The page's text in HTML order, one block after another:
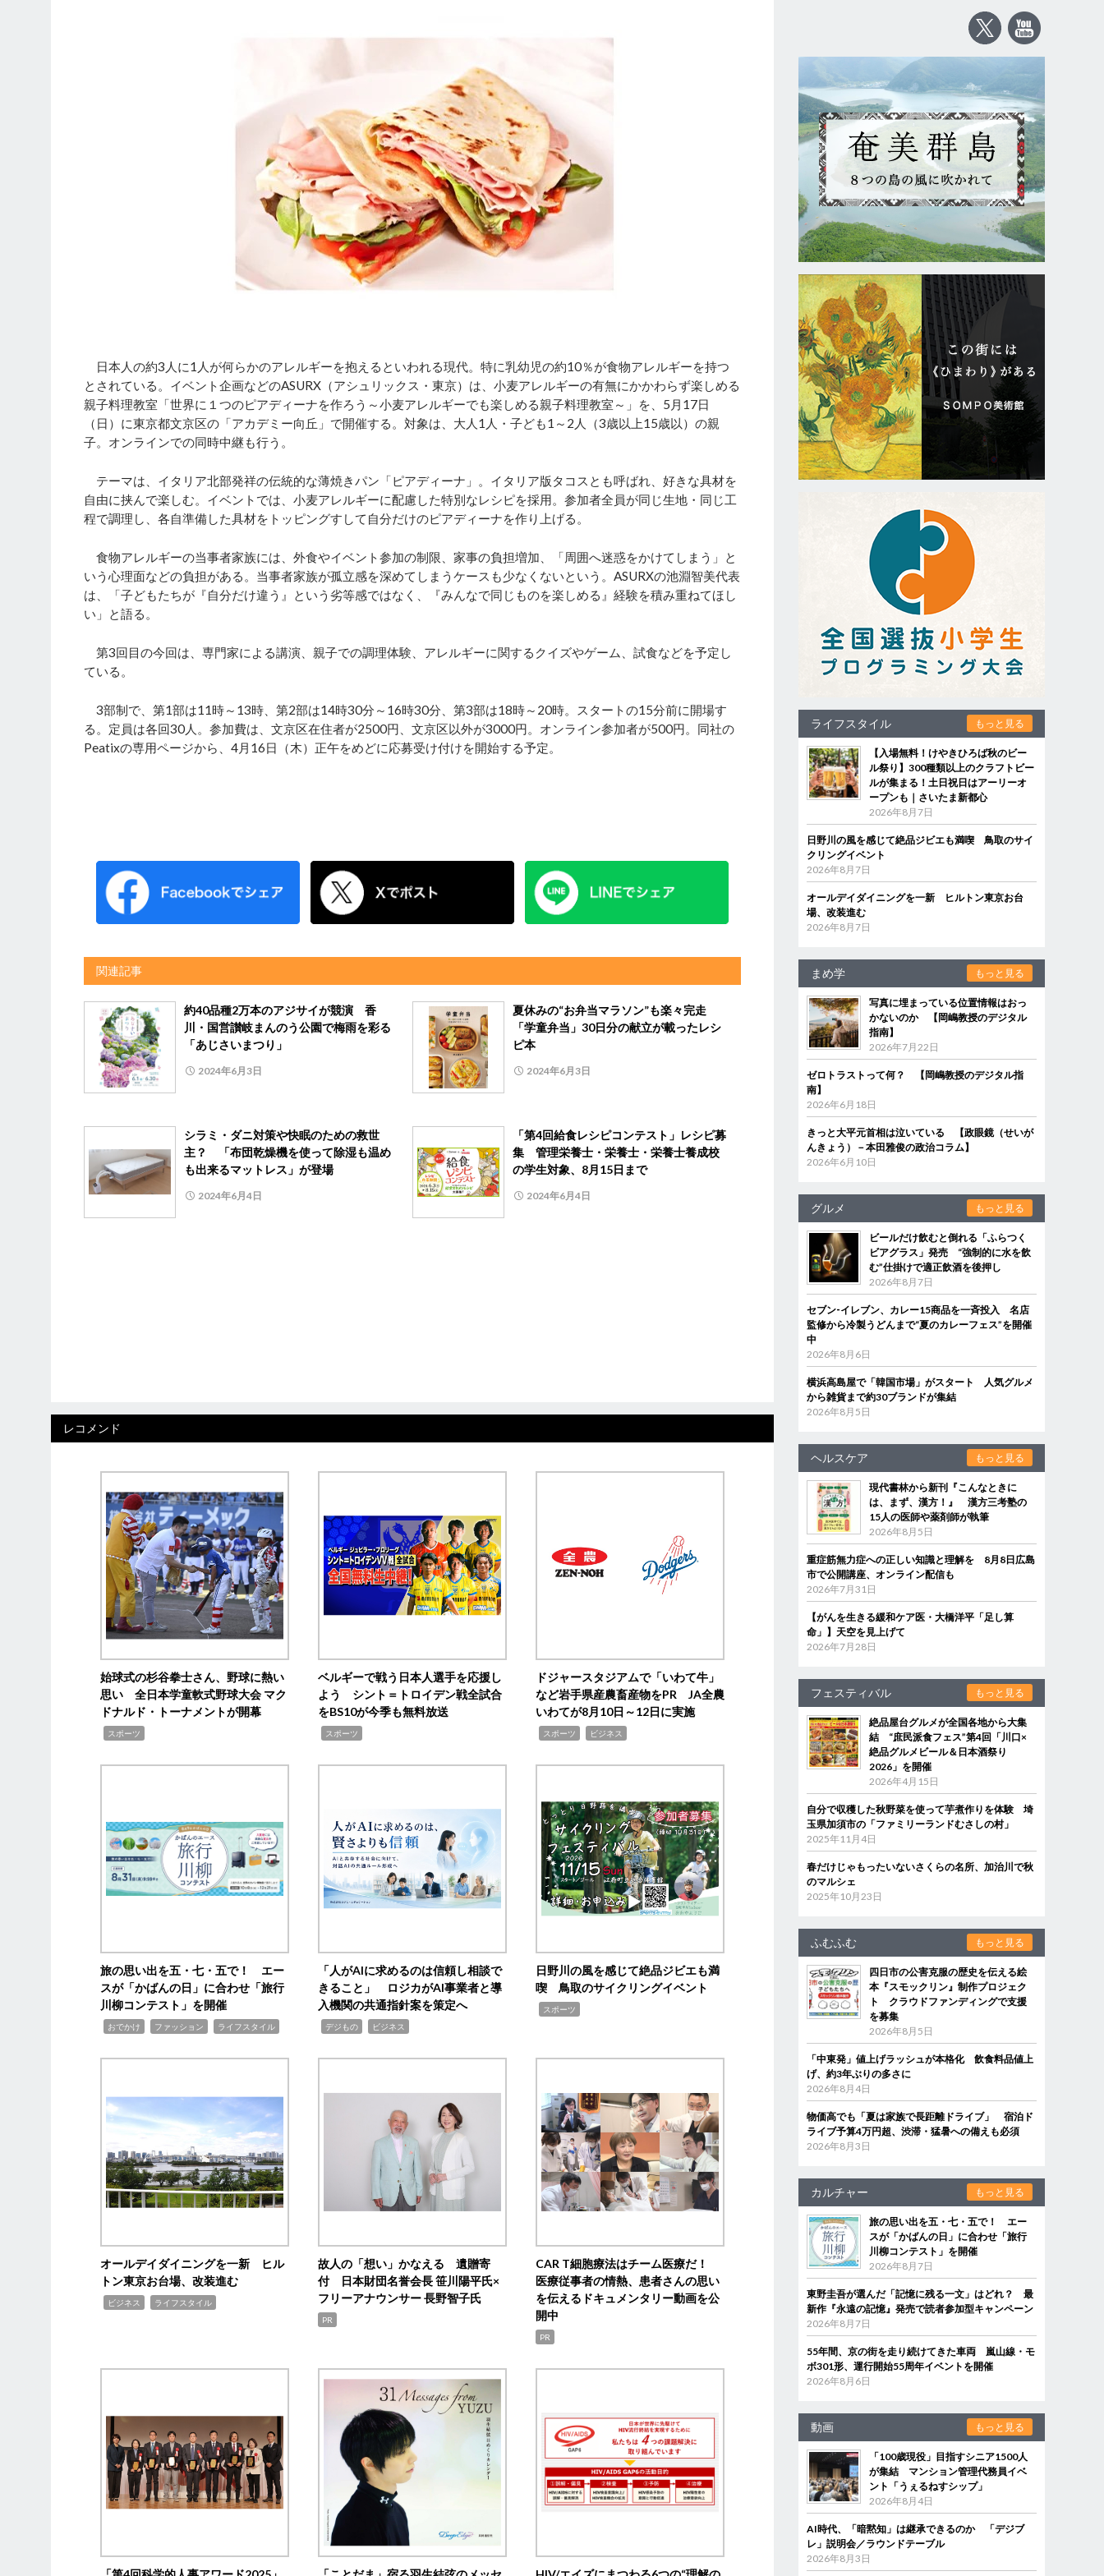
日本人の約3人に1人が何らかのアレルギーを抱えるといわれる現代。特に乳幼児の約10％が食物アレルギーを持つ
とされている。イベント企画などのASURX（アシュリックス・東京）は、小麦アレルギーの有無にかかわらず楽しめる
親子料理教室「世界に１つのピアディーナを作ろう～小麦アレルギーでも楽しめる親子料理教室～」を、5月17日
（日）に東京都文京区の「アカデミー向丘」で開催する。対象は、大人1人・子ども1～2人（3歳以上15歳以）の親
子。オンラインでの同時中継も行う。
テーマは、イタリア北部発祥の伝統的な薄焼きパン「ピアディーナ」。イタリア版タコスとも呼ばれ、好きな具材を
自由に挟んで楽しむ。イベントでは、小麦アレルギーに配慮した特別なレシピを採用。参加者全員が同じ生地・同じ工
程で調理し、各自準備した具材をトッピングすして自分だけのピアディーナを作り上げる。
食物アレルギーの当事者家族には、外食やイベント参加の制限、家事の負担増加、「周囲へ迷惑をかけてしまう」と
いう心理面などの負担がある。当事者家族が孤立感を深めてしまうケースも少なくないという。ASURXの池淵智美代表
は、「子どもたちが『自分だけ違う』という劣等感ではなく、『みんなで同じものを楽しめる』経験を積み重ねてほし
い」と語る。
第3回目の今回は、専門家による講演、親子での調理体験、アレルギーに関するクイズやゲーム、試食などを予定し
ている。
3部制で、第1部は11時～13時、第2部は14時30分～16時30分、第3部は18時～20時。スタートの15分前に開場す
る。定員は各回30人。参加費は、文京区在住者が2500円、文京区以外が3000円。オンライン参加者が500円。同社の
Peatixの専用ページから、4月16日（木）正午をめどに応募受け付けを開始する予定。
関連記事
約40品種2万本のアジサイが競演 香
川・国営讃岐まんのう公園で梅雨を彩る
「あじさいまつり」
2024年6月3日
夏休みの“お弁当マラソン”も楽々完走
「学童弁当」30日分の献立が載ったレシ
ピ本
2024年6月3日
シラミ・ダニ対策や快眠のための救世
主？ 「布団乾燥機を使って除湿も温め
も出来るマットレス」が登場
2024年6月4日
「第4回給食レシピコンテスト」レシピ募
集 管理栄養士・栄養士・栄養士養成校
の学生対象、8月15日まで
2024年6月4日
レコメンド
始球式の杉谷拳士さん、野球に熱い
思い 全日本学童軟式野球大会 マク
ドナルド・トーナメントが開幕
スポーツ
ベルギーで戦う日本人選手を応援し
よう シント＝トロイデン戦全試合
をBS10が今季も無料放送
スポーツ
ドジャースタジアムで「いわて牛」
など岩手県産農畜産物をPR JA全農
いわてが8月10日～12日に実施
スポーツ ビジネス
旅の思い出を五・七・五で！ エー
スが「かばんの日」に合わせ「旅行
川柳コンテスト」を開催
おでかけ ファッション ライフスタイル
「人がAIに求めるのは信頼し相談で
きること」 ロジカがAI事業者と導
入機関の共通指針案を策定へ
デジもの ビジネス
日野川の風を感じて絶品ジビエも満
喫 鳥取のサイクリングイベント
スポーツ
オールデイダイニングを一新 ヒル
トン東京お台場、改装進む
ビジネス ライフスタイル
故人の「想い」かなえる 遺贈寄
付 日本財団名誉会長 笹川陽平氏×
フリーアナウンサー 長野智子氏
PR
CAR T細胞療法はチーム医療だ！
医療従事者の情熱、患者さんの思い
を伝えるドキュメンタリー動画を公
開中
PR
ライフスタイル もっと見る
【入場無料！けやきひろば秋のビー
ル祭り】300種類以上のクラフトビー
ルが集まる！土日祝日はアーリーオ
ープンも｜さいたま新都心
2026年8月7日
日野川の風を感じて絶品ジビエも満喫 鳥取のサイ
クリングイベント
2026年8月7日
オールデイダイニングを一新 ヒルトン東京お台
場、改装進む
2026年8月7日
まめ学 もっと見る
写真に埋まっている位置情報はおっ
かないのか 【岡嶋教授のデジタル
指南】
2026年7月22日
ゼロトラストって何？ 【岡嶋教授のデジタル指
南】
2026年6月18日
きっと大平元首相は泣いている 【政眼鏡（せいが
んきょう）－本田雅俊の政治コラム】
2026年6月10日
グルメ もっと見る
ビールだけ飲むと倒れる「ふらつく
ビアグラス」発売 “強制的に水を飲
む”仕掛けで適正飲酒を後押し
2026年8月7日
セブン‐イレブン、カレー15商品を一斉投入 名店
監修から冷製うどんまで“夏のカレーフェス”を開催
中
2026年8月6日
横浜高島屋で「韓国市場」がスタート 人気グルメ
から雑貨まで約30ブランドが集結
2026年8月5日
ヘルスケア もっと見る
現代書林から新刊『こんなときに
は、まず、漢方！』 漢方三考塾の
15人の医師や薬剤師が執筆
2026年8月5日
重症筋無力症への正しい知識と理解を 8月8日広島
市で公開講座、オンライン配信も
2026年7月31日
【がんを生きる緩和ケア医・大橋洋平「足し算
命」】天空を見上げて
2026年7月28日
フェスティバル もっと見る
絶品屋台グルメが全国各地から大集
結 “庶民派食フェス”第4回「川口×
絶品グルメビール＆日本酒祭り
2026」を開催
2026年4月15日
自分で収穫した秋野菜を使って芋煮作りを体験 埼
玉県加須市の「ファミリーランドむさしの村」
2025年11月4日
春だけじゃもったいないさくらの名所、加治川で秋
のマルシェ
2025年10月23日
ふむふむ もっと見る
四日市の公害克服の歴史を伝える絵
本『スモックリン』制作プロジェク
ト クラウドファンディングで支援
を募集
2026年8月5日
「中東発」値上げラッシュが本格化 飲食料品値上
げ、約3年ぶりの多さに
2026年8月4日
物価高でも「夏は家族で長距離ドライブ」 宿泊ド
ライブ予算4万円超、渋滞・猛暑への備えも必須
2026年8月3日
カルチャー もっと見る
旅の思い出を五・七・五で！ エー
スが「かばんの日」に合わせ「旅行
川柳コンテスト」を開催
2026年8月7日
東野圭吾が選んだ「記憶に残る一文」はどれ？ 最
新作『永遠の記憶』発売で読者参加型キャンペーン
2026年8月7日
55年間、京の街を走り続けてきた車両 嵐山線・モ
ボ301形、運行開始55周年イベントを開催
2026年8月6日
動画 もっと見る
「100歳現役」目指すシニア1500人
が集結 マンション管理代務員イベ
ント「うぇるねすシップ」
2026年8月4日
AI時代、「暗黙知」は継承できるのか 「デジブ
レ」説明会／ラウンドテーブル
2026年8月3日